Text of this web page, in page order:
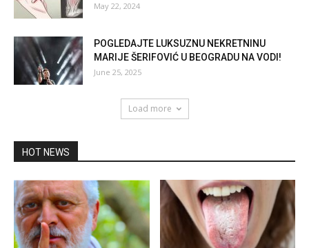
May 22, 2024
POGLEDAJTE LUKSUZNU NEKRETNINU
MARIJE ŠERIFOVIĆ U BEOGRADU NA VODI!
June 25, 2025
Load more
HOT NEWS